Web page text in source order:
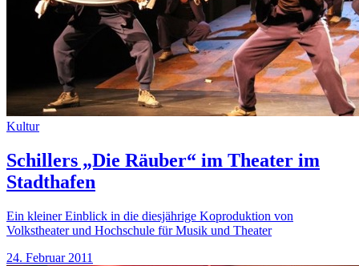
Kultur
Schillers „Die Räuber“ im Theater im
Stadthafen
Ein kleiner Einblick in die diesjährige Koproduktion von
Volkstheater und Hochschule für Musik und Theater
24. Februar 2011